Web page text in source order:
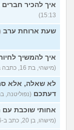
איך להכיר חברים
15:13)
שעת ארוחת ערב
איך להמשיך
(מישהי, בת 16, כתבה ב-04/08/26 13:05)
לא שאלה, אלא
דעתכם (נפוליטנה, בת 23, כתבה ב-03/08/26
אחותי שוכבת עם
(מישהו, בן 20, כתב ב-03/08/26 17:53)